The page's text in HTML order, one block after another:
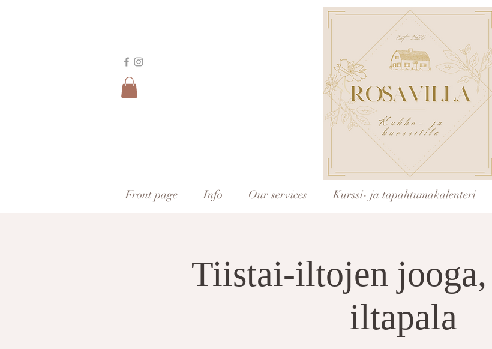
Front page Info Our services Kurssi- ja tapahtumakalenteri
Tiistai-iltojen jooga,
iltapala